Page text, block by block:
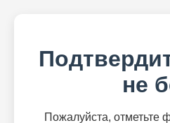
не
Пожалуйста, отметьте